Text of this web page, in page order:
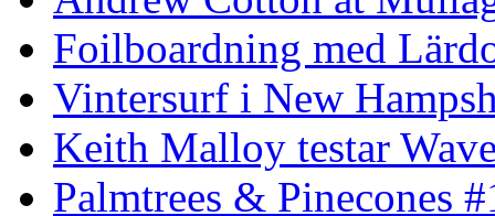
Foilboardning med
Vintersurf i New
Keith Malloy testar
Palmtrees & Pinecones